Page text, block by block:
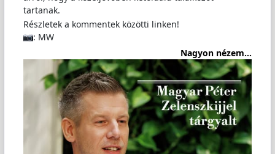
tartanak.
Részletek a kommentek közötti linken!
: MW
Nagyon nézem...